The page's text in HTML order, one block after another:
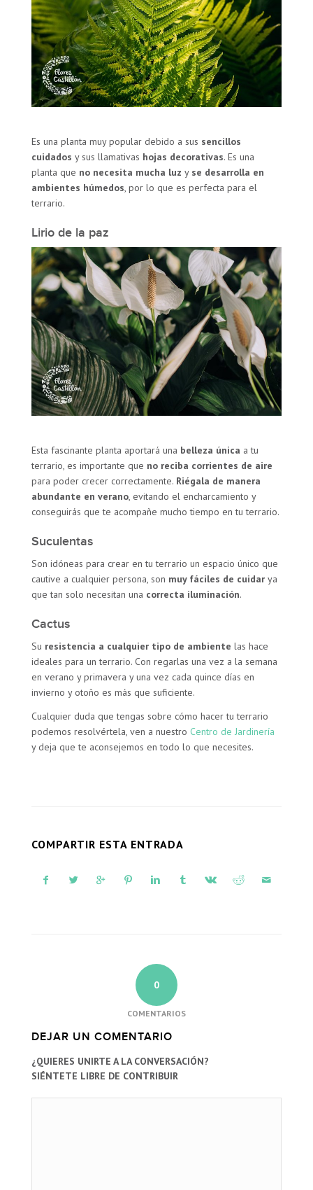
Es una planta muy popular debido a sus sencillos
cuidados y sus llamativas hojas decorativas. Es una
planta que no necesita mucha luz y se desarrolla en
ambientes húmedos, por lo que es perfecta para el
terrario.
Lirio de la paz
Esta fascinante planta aportará una belleza única a tu
terrario, es importante que no reciba corrientes de aire
para poder crecer correctamente. Riégala de manera
abundante en verano, evitando el encharcamiento y
conseguirás que te acompañe mucho tiempo en tu terrario.
Suculentas
Son idóneas para crear en tu terrario un espacio único que
cautive a cualquier persona, son muy fáciles de cuidar ya
que tan solo necesitan una correcta iluminación.
Cactus
Su resistencia a cualquier tipo de ambiente las hace
ideales para un terrario. Con regarlas una vez a la semana
en verano y primavera y una vez cada quince días en
invierno y otoño es más que suficiente.
Cualquier duda que tengas sobre cómo hacer tu terrario
podemos resolvértela, ven a nuestro Centro de Jardinería
y deja que te aconsejemos en todo lo que necesites.
COMPARTIR ESTA ENTRADA
0
COMENTARIOS
DEJAR UN COMENTARIO
¿QUIERES UNIRTE A LA CONVERSACIÓN?
SIÉNTETE LIBRE DE CONTRIBUIR